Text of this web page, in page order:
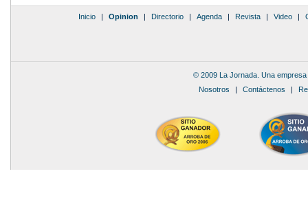
Inicio | Opinion | Directorio | Agenda | Revista | Video |
© 2009 La Jornada. Una
Nosotros | Contáctenos |